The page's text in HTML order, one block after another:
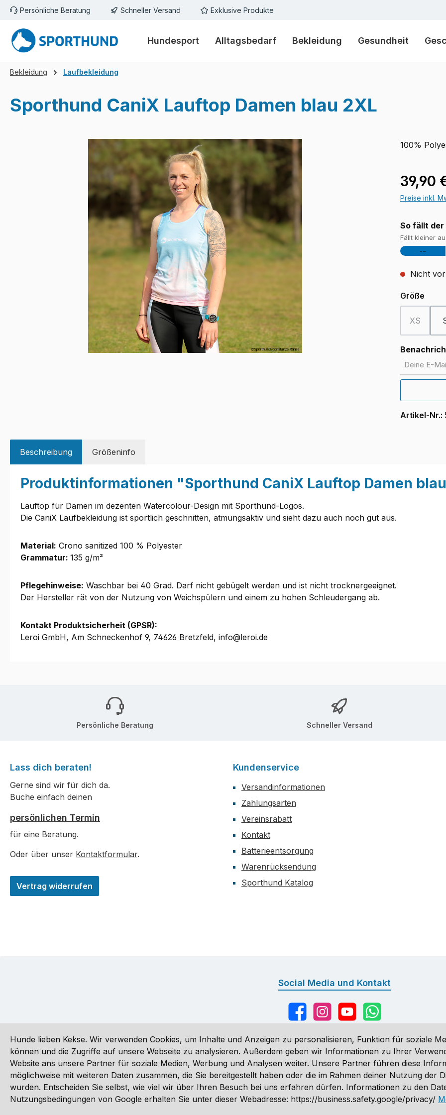
Hauptinhalt springen
Zur Suche springen
Zur Hauptnavigation springen
Persönliche Beratung Schneller Versand Exklusive Produkte
Hundesport Alltagsbedarf Bekleidung Gesundheit
Bekleidung Laufbekleidung
Sporthund CaniX Lauftop Damen blau 2XL
Bildergalerie überspringen 100%
Regulärer
39,90
Preise inkl.
So fällt
Fällt kleiner
--
Nicht
Größe
XS
(Diese
Deine E-Mail
Artikel-Nr.:
Beschreibung Größeninfo
Produktinformationen "Sporthund CaniX Lauftop Damen
Lauftop für Damen im dezenten Watercolour-Design mit Sporthund-Logos.
Die CaniX Laufbekleidung ist sportlich geschnitten, atmungsaktiv und sieht dazu auch noch gut aus.
Material: Crono sanitized 100 % Polyester
Grammatur: 135 g/m²
Pflegehinweise: Waschbar bei 40 Grad. Darf nicht gebügelt werden und ist nicht trocknergeeignet.
Der Hersteller rät von der Nutzung von Weichspülern und einem zu hohen Schleudergang ab.
Kontakt Produktsicherheit (GPSR):
Leroi GmbH, Am Schneckenhof 9, 74626 Bretzfeld, info@leroi.de
Persönliche Beratung Schneller Versand
Lass dich beraten!
Gerne sind wir für dich da.
Buche einfach deinen
persönlichen Termin
für eine Beratung.
Oder über unser Kontaktformular.
Vertrag widerrufen
Kundenservice
Versandinformationen
Zahlungsarten
Vereinsrabatt
Kontakt
Batterieentsorgung
Warenrücksendung
Sporthund Katalog
Social Media und Kontakt
FacebookInstagramYouTubeWhatsApp
Alle Preise inkl. gesetzl. Mehrwertsteuer zzgl.Versandkosten, wenn nicht anders angegeben. Preise vor dem Login werden in
ähnlich. Änderungen vorbehalten.
© 2026 Sporthund - Alle Rechte vorbehalten. Theme by
Hunde lieben Kekse. Wir verwenden Cookies, um Inhalte und Anzeigen zu personalisieren, Funktion für soziale
können und die Zugriffe auf unsere Webseite zu analysieren. Außerdem geben wir Informationen zu Ihrer
Website ans unsere Partner für soziale Medien, Werbung und Analysen weiter. Unsere Partner führen diese
möglichweise mit weiteren Daten zusammen, die Sie bereitgestellt haben oder die im Rahmen deiner Nutzung der
wurden. Entscheiden Sie selbst, wie viel wir über Ihren Besuch bei uns erfahren dürfen. Informationen zu den
Nutzungsbedingungen von Google erhalten Sie unter dieser Webadresse: https://business.safety.google/privacy/